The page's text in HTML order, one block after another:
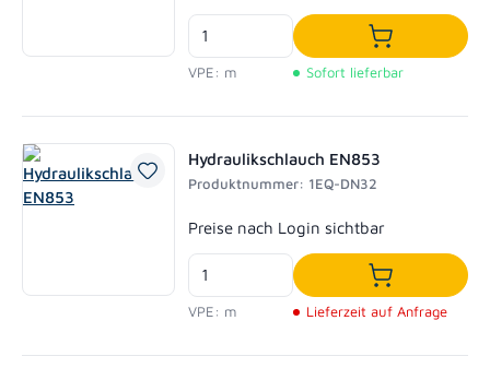
VPE: m
In den
Sofort lieferbar
Hydraulikschlauch EN853
Produktnummer: 1EQ-DN32
Regulärer Preis:
Preise nach Login sichtbar
VPE: m
In den
Lieferzeit auf Anfrage